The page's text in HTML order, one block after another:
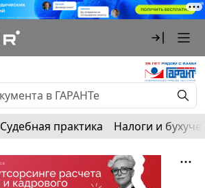
Судебная практика Налоги и